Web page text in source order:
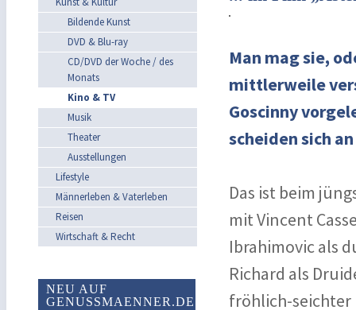
Bildende Kunst
DVD & Blu-ray
CD/DVD der Woche / des
Monats
Kino & TV
Musik
Theater
Ausstellungen
Lifestyle
Männerleben & Vaterleben
Reisen
Wirtschaft & Recht
NEU AUF
GENUSSMAENNER.DE
Man mag sie,
mittlerweile
Goscinny
scheiden sich
Das ist beim
mit Vincent
Ibrahimovic als
Richard als
fröhlich-seichter